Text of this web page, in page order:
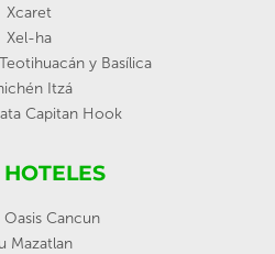
Xcaret
Xel-ha
y Basílica
Itzá
Capitan Hook
Oasis Cancun
Mazatlan